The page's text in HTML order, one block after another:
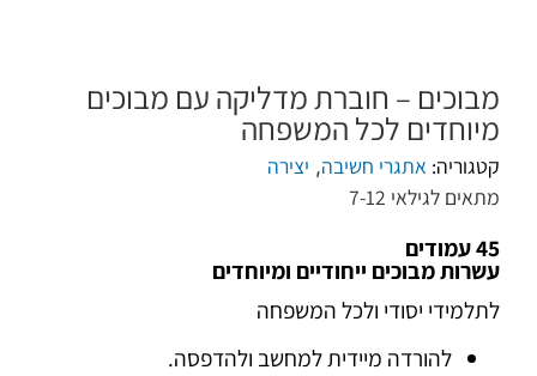
מבוכים – חוברת מדליקה עם מבוכים
מיוחדים לכל המשפחה
קטגוריה: אתגרי חשיבה, יצירה
מתאים לגילאי 7-12
45 עמודים
עשרות מבוכים ייחודיים ומיוחדים
לתלמידי יסודי ולכל המשפחה
להורדה מיידית למחשב ולהדפסה.